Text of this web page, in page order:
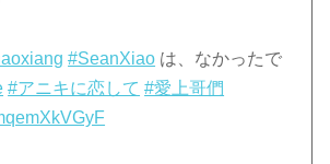
#SeanXiao は、なかったで
#アニキに恋して #愛上哥們